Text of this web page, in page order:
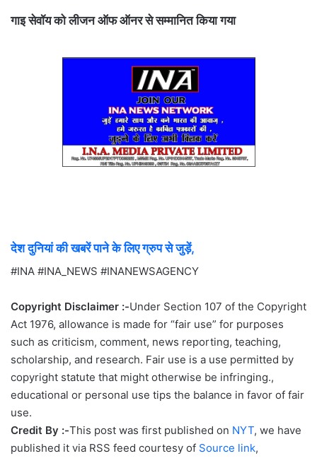
गाइ सेवॉय को लीजन ऑफ ऑनर से सम्मानित किया गया
देश दुनियां की खबरें पाने के लिए ग्रुप से जुड़ें,
#INA #INA_NEWS #INANEWSAGENCY
Copyright Disclaimer :-Under Section 107 of the Copyright
Act 1976, allowance is made for “fair use” for purposes
such as criticism, comment, news reporting, teaching,
scholarship, and research. Fair use is a use permitted by
copyright statute that might otherwise be infringing.,
educational or personal use tips the balance in favor of fair
use.
Credit By :-This post was first published on NYT, we have
published it via RSS feed courtesy of Source link,